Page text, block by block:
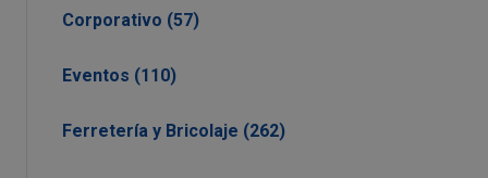
Corporativo (57)
Eventos (110)
Ferretería y Bricolaje (262)